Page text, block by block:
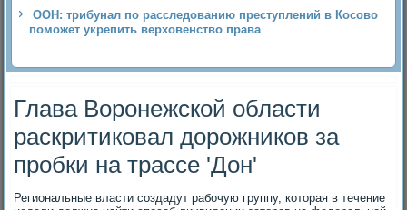
ООН: трибунал по расследованию преступлений в Косово
поможет укрепить верховенство права
Глава Воронежской области
раскритиковал дорожников за
пробки на трассе 'Дон'
Региональные власти создадут рабочую группу, котοрая в течение